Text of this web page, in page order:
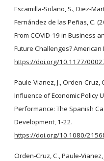
Escamilla-Solano, S., Diez-
Fernández de las Peñas, C.
From COVID-19 in Business
Future Challenges?
https://doi.org/10.1177/
Paule-Vianez, J., Orden-Cruz,
Influence of Economic Policy
Performance: The Spanish
Development, 1-22.
https://doi.org/10.1080/
Orden‐Cruz, C.,